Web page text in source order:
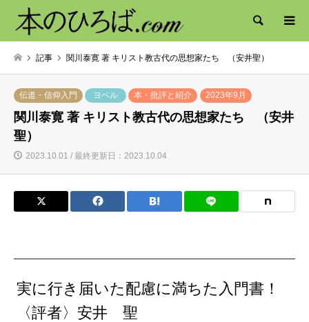
検索
記事 関川泰寛 著 キリスト教古代の思想家たち （安井聖）
伝道・信仰入門 ヨベル 本・批評と紹介 2023年9月
関川泰寛 著 キリスト教古代の思想家たち （安井
聖）
2023.10.01 / 最終更新日：2023.10.04
実に行き届いた配慮に満ちた入門書！
〈評者〉安井 聖